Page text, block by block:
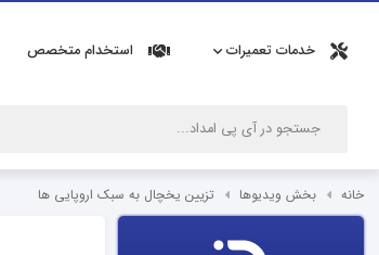
خدمات تعمیرات استخدام متخصص
خانه بخش ویدیوها تزیین یخچال به سبک اروپایی ها